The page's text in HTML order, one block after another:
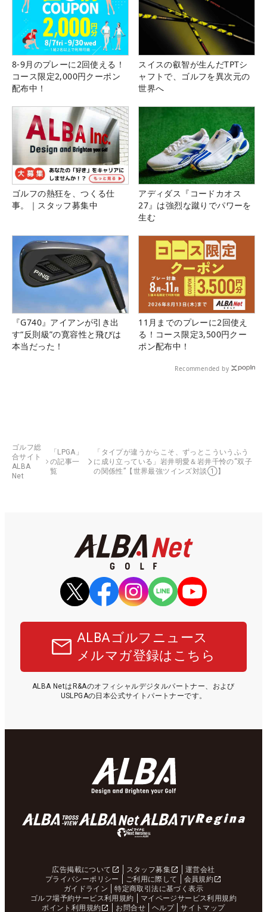
8-9月のプレーに2回使える！
コース限定2,000円クーポン
配布中！
スイスの叡智が生んだTPTシ
ャフトで、ゴルフを異次元の
世界へ
ゴルフの熱狂を、つくる仕
事。｜スタッフ募集中
アディダス『コードカオス
27』は強烈な蹴りでパワーを
生む
『G740』アイアンが引き出
す“反則級”の寛容性と飛びは
本当だった！
11月までのプレーに2回使え
る！コース限定3,500円クー
ポン配布中！
Recommended by
ゴルフ総
合サイト
ALBA
Net
「LPGA」
の記事一
覧
「タイプが違うからこそ、ずっとこういうふう
に成り立っている」岩井明愛＆岩井千怜の“双子
の関係性”【世界最強ツインズ対談①】
ALBAゴルフニュース
メルマガ登録はこちら
ALBA NetはR&Aのオフィシャルデジタルパートナー、および
USLPGAの日本公式サイトパートナーです。
広告掲載について スタッフ募集
運営会社
プライバシーポリシー
ご利用に際して
会員規約
ガイドライン
特定商取引法に基づく表示
ゴルフ場予約サービス利用規約
マイページサービス利用規約
ポイント利用規約
お問合せ ヘルプ サイトマップ